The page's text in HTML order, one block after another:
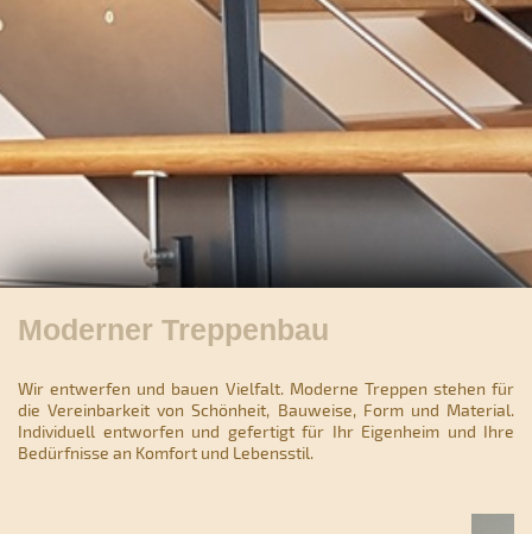
Moderner Treppenbau
Wir entwerfen und bauen Vielfalt. Moderne Treppen stehen für
die Vereinbarkeit von Schönheit, Bauweise, Form und Material.
Individuell entworfen und gefertigt für Ihr Eigenheim und Ihre
Bedürfnisse an Komfort und Lebensstil.